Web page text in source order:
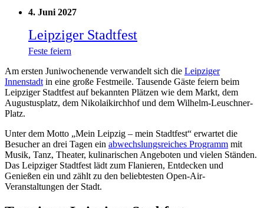
4. Juni 2027
Leipziger Stadtfest
Feste feiern
Am ersten Juniwochenende verwandelt sich die Leipziger
Innenstadt in eine große Festmeile. Tausende Gäste feiern beim
Leipziger Stadtfest auf bekannten Plätzen wie dem Markt, dem
Augustusplatz, dem Nikolaikirchhof und dem Wilhelm-Leuschner-
Platz.
Unter dem Motto „Mein Leipzig – mein Stadtfest“ erwartet die
Besucher an drei Tagen ein abwechslungsreiches Programm mit
Musik, Tanz, Theater, kulinarischen Angeboten und vielen Ständen.
Das Leipziger Stadtfest lädt zum Flanieren, Entdecken und
Genießen ein und zählt zu den beliebtesten Open-Air-
Veranstaltungen der Stadt.